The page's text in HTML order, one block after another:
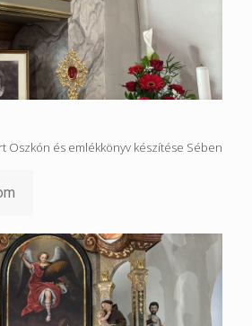
Oszkón és emlékkönyv készítése Sében